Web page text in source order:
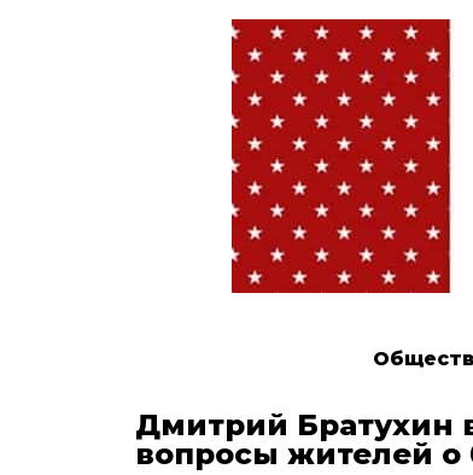
Дмитрий Братухин
вопросы жителей о